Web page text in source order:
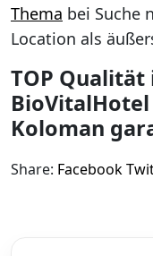
Thema bei Suche
Location als
TOP Qualität
Koloman
Share: Facebook